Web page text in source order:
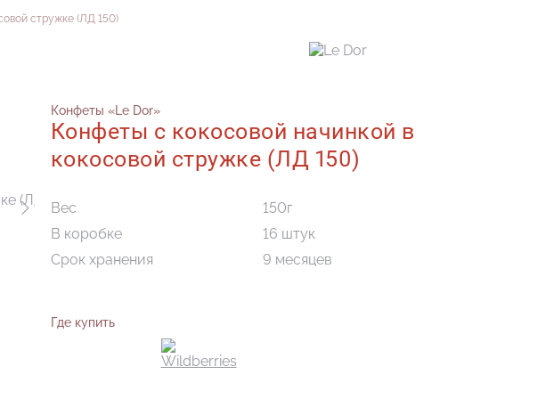
стружке (ЛД 150)
стружке (ЛД 150)
Конфеты «Le Dor»
Конфеты с кокосовой начинкой в
кокосовой стружке (ЛД 150)
Вес
150г
В коробке
16 штук
Срок хранения
9 месяцев
Где купить